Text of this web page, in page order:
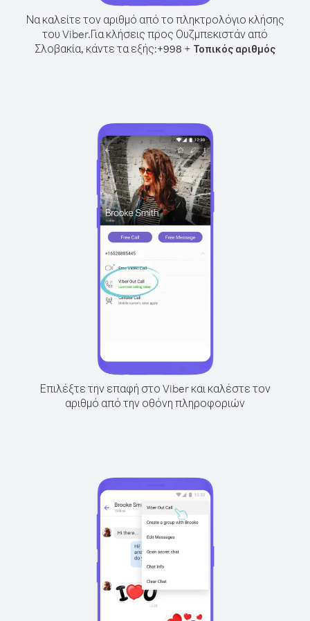
Να καλείτε τον αριθμό από το πληκτρολόγιο κλήσης
του Viber.Για κλήσεις προς Ουζμπεκιστάν από
Σλοβακία, κάντε τα εξής:+998 + Τοπικός αριθμός
Επιλέξτε την επαφή στο Viber και καλέστε τον
αριθμό από την οθόνη πληροφοριών